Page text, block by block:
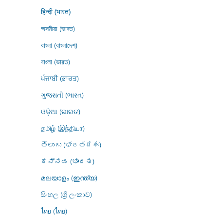
हिन्दी (भारत)
অসমীয়া (ভাৰত)
বাংলা (বাংলাদেশ)
বাংলা (ভারত)
ਪੰਜਾਬੀ (ਭਾਰਤ)
ગુજરાતી (ભારત)
ଓଡ଼ିଆ (ଭାରତ)
தமிழ் (இந்தியா)
తెలుగు (భారతదేశం)
ಕನ್ನಡ (ಭಾರತ)
മലയാളം (ഇന്ത്യ)
සිංහල (ශ්‍රී ලංකාව)
ไทย (ไทย)